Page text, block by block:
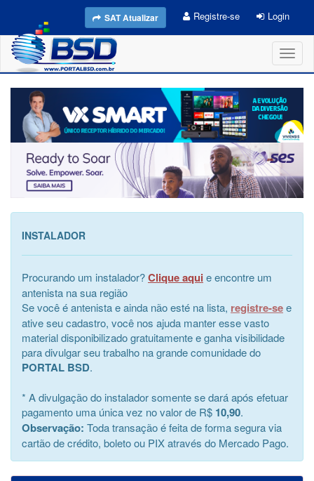
SAT Atualizar Registre-se Login
INSTALADOR
Procurando um instalador?Clique aqui e encontre um
antenista na sua região
Se você é antenista e ainda não esté na lista, registre-see
ative seu cadastro, você nos ajuda manter esse vasto
material disponibilizado gratuitamente e ganha visibilidade
para divulgar seu trabalho na grande comunidade do
PORTAL BSD.
* A divulgação do instalador somente se dará após efetuar
pagamento uma única vez no valor de R$ 10,90.
Observação: Toda transação é feita de forma segura via
cartão de crédito, boleto ou PIX através do Mercado Pago.